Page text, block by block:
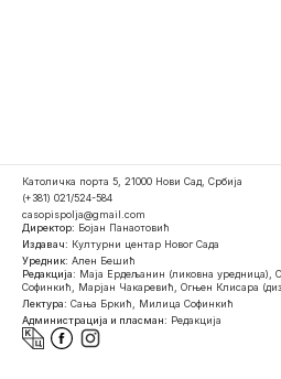
Католичка порта 5, 21000 Нови Сад, Србија
(+381) 021/524-584
casopispolja@gmail.com
Директор: Бојан Панаотовић
Издавач: Културни центар Новог Сада
Уредник: Ален Бешић
Редакција: Маја Ердељанин (ликовна уредница),
Софинкић, Марјан Чакаревић, Огњен Клисара
Лектура: Сања Бркић, Милица Софинкић
Администрација и пласман: Редакција